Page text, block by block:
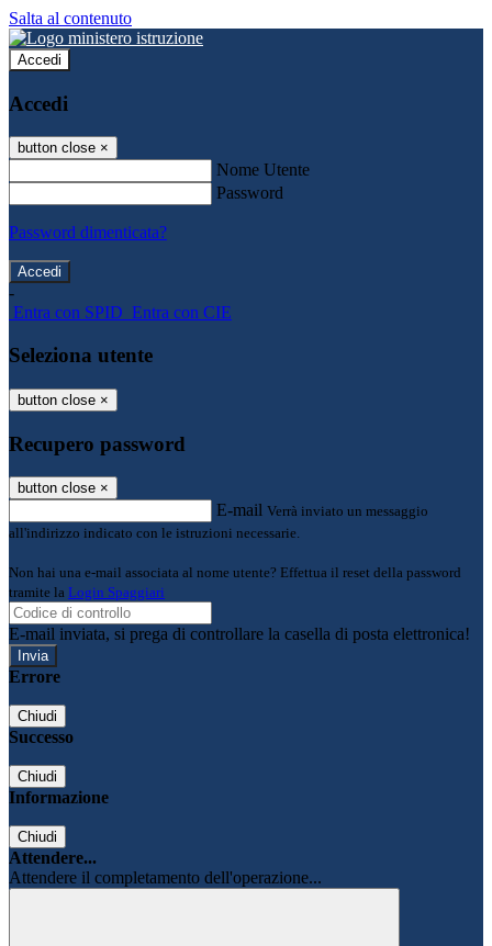
Salta al contenuto
Accedi
Accedi
button close ×
Nome Utente
Password
Password dimenticata?
-
Entra con SPID Entra con CIE
Seleziona utente
button close ×
Recupero password
button close ×
E-mail Verrà inviato un messaggio
all'indirizzo indicato con le istruzioni necessarie.
Non hai una e-mail associata al nome utente? Effettua il reset della password
tramite la Login Spaggiari
E-mail inviata, si prega di controllare la casella di posta elettronica!
Errore
Chiudi
Successo
Chiudi
Informazione
Chiudi
Attendere...
Attendere il completamento dell'operazione...